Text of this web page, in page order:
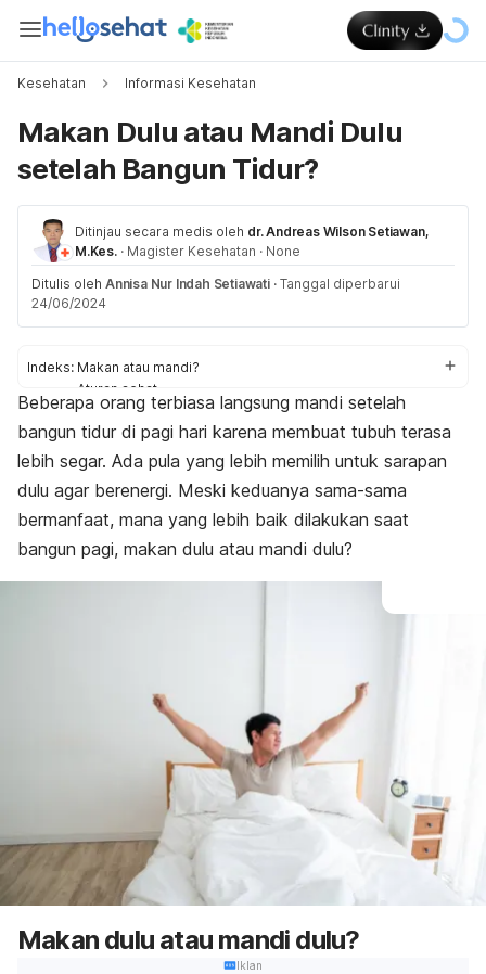
Kesehatan Informasi Kesehatan
Makan Dulu atau Mandi Dulu
setelah Bangun Tidur?
Ditinjau secara medis oleh dr. Andreas Wilson Setiawan,
M.Kes. · Magister Kesehatan · None
Ditulis oleh Annisa Nur Indah Setiawati · Tanggal diperbarui
24/06/2024
Indeks: Makan atau mandi?
Aturan sehat
Aktivitas lain yang harus dihindari
Beberapa orang terbiasa langsung mandi setelah
bangun tidur di pagi hari karena membuat tubuh terasa
lebih segar. Ada pula yang lebih memilih untuk sarapan
dulu agar berenergi. Meski keduanya sama-sama
bermanfaat, mana yang lebih baik dilakukan saat
bangun pagi, makan dulu atau mandi dulu?
Makan dulu atau mandi dulu?
Iklan